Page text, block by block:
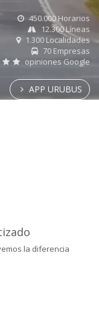
450.000 Horarios
12.300 Líneas
1.300 Localidades
70 Empresas
opiniones Google
APP URUBUS
la diferencia